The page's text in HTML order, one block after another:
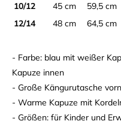
10/12
45 cm 59,5 cm
12/14
48 cm 64,5 cm
- Farbe: blau mit weißer
Kapuze innen
- Große Kängurutasche
- Warme Kapuze mit
- Größen: für Kinder und